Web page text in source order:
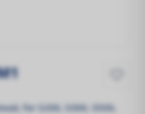
for S200, S300, S500,